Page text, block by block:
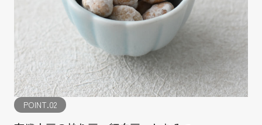
POINT.02